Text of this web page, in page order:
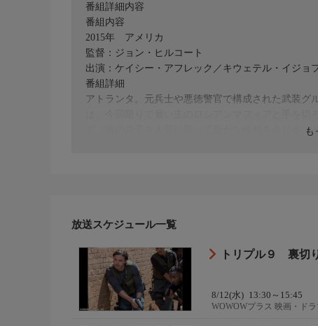
も
番組詳細内容
番組内容
2015年 アメリカ
監督：ジョン・ヒルコート
出演：ケイシー・アフレック／キウェテル・イジ
番組詳細
アトランタ。元兵士や悪徳警官で構成された武装
ず、彼の息子を人質に取って新たな任務を命じる
放送スケジュール一覧
トリプル９ 裏切
8/12(水) 13:30～15:45
WOWOWプラス 映画・ド